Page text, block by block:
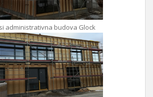
administrativna budova Glock